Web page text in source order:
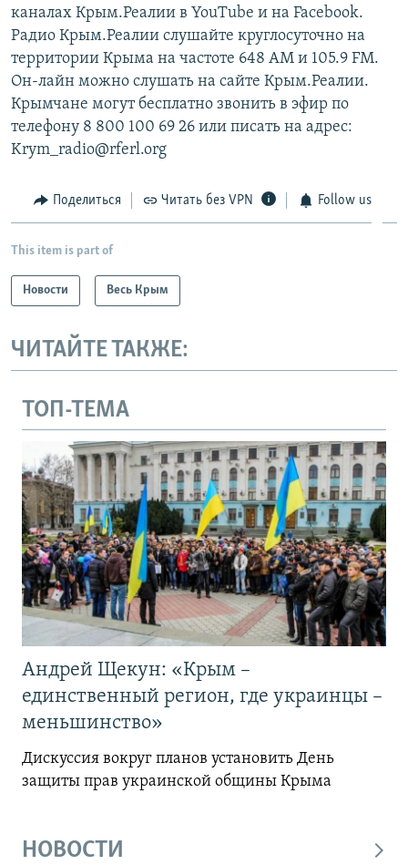
каналах Крым.Реалии в YouTube и на Facebook.
Радио Крым.Реалии слушайте круглосуточно на
территории Крыма на частоте 648 АМ и 105.9 FМ.
Он-лайн можно слушать на сайте Крым.Реалии.
Крымчане могут бесплатно звонить в эфир по
телефону 8 800 100 69 26 или писать на адрес:
Krym_radio@rferl.org
Поделиться Читать без VPN Follow us
This item is part of
Новости Весь Крым
ЧИТАЙТЕ ТАКЖЕ:
ТОП-ТЕМА
Андрей Щекун: «Крым –
единственный регион, где украинцы –
меньшинство»
Дискуссия вокруг планов установить День
защиты прав украинской общины Крыма
НОВОСТИ